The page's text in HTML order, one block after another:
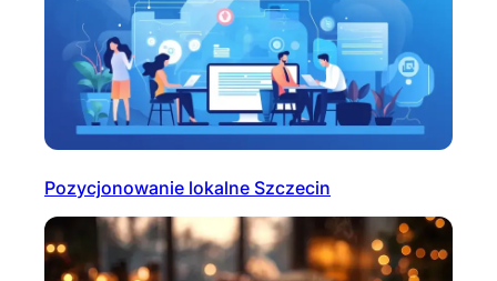
Pozycjonowanie lokalne Szczecin